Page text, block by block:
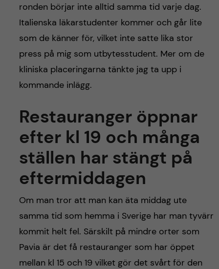
ronden börjar inte alltid samma tid varje dag.
Italienska läkarstudenter kommer och går lite
som de känner för, vilket inte satte lika stor
press på mig som utbytesstudent. Mer om de
kliniska placeringarna tänkte jag ta upp i
kommande inlägg.
Restauranger öppnar
efter kl 19 och många
ställen har stängt på
eftermiddagen
Om man tror att man kan äta middag ute
samma tid som hemma i Sverige har man tyvärr
kommit helt fel. Särskilt på mindre orter som
Pavia är det få restauranger som har öppet
mellan kl 15 och 19 vilket gör det svårt för den